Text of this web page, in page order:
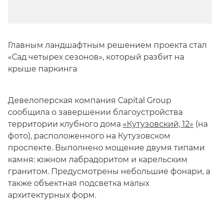
Главным ландшафтным решением проекта стал
«Сад четырех сезонов», который разбит на
крыше паркинга
Девелоперская компания Capital Group
сообщила о завершении благоустройства
территории клубного дома «Кутузовский, 12» (на
фото), расположенного на Кутузовском
проспекте. Выполнено мощение двумя типами
камня: южном лабрадоритом и карельским
гранитом. Предусмотрены небольшие фонари, а
также объектная подсветка малых
архитектурных форм.